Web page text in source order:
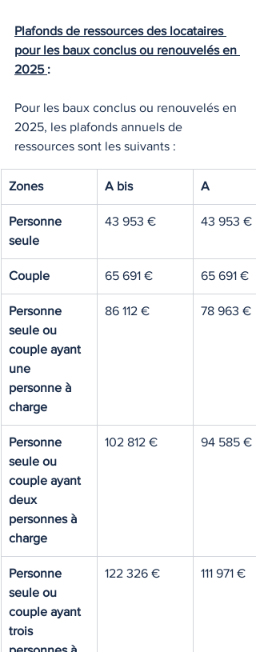
Plafonds de ressources des locataires
pour les baux conclus ou renouvelés en
2025 :
Pour les baux conclus ou renouvelés en
2025, les plafonds annuels de
ressources sont les suivants :
Zones A bis A
Personne
seule
43 953 € 43 953 €
Couple 65 691 € 65 691 €
Personne
seule ou
couple ayant
une
personne à
charge
86 112 € 78 963 €
Personne
seule ou
couple ayant
deux
personnes à
charge
102 812 € 94 585 €
Personne
seule ou
couple ayant
trois
122 326 € 111 971 €